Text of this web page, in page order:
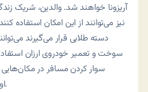
آریزونا خواهند شد. والدین، شریک
نیز می‌توانند از این امکان استفاده
دسته طلایی قرار می‌گیرند
سوخت و تعمیر خودروی ارزان
سوار کردن مسافر در
اولویت قرار بگیرند.